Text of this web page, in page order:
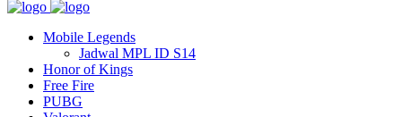
Mobile Legends
Jadwal MPL ID S14
Honor of Kings
Free Fire
PUBG